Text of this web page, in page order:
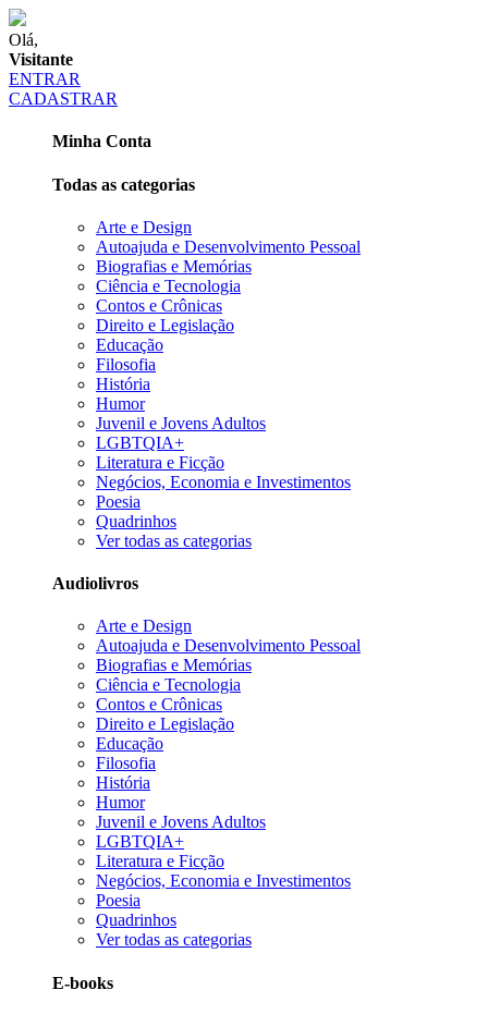
Olá,
Visitante
ENTRAR
CADASTRAR
Minha Conta
Todas as categorias
Arte e Design
Autoajuda e Desenvolvimento Pessoal
Biografias e Memórias
Ciência e Tecnologia
Contos e Crônicas
Direito e Legislação
Educação
Filosofia
História
Humor
Juvenil e Jovens Adultos
LGBTQIA+
Literatura e Ficção
Negócios, Economia e Investimentos
Poesia
Quadrinhos
Ver todas as categorias
Audiolivros
Arte e Design
Autoajuda e Desenvolvimento Pessoal
Biografias e Memórias
Ciência e Tecnologia
Contos e Crônicas
Direito e Legislação
Educação
Filosofia
História
Humor
Juvenil e Jovens Adultos
LGBTQIA+
Literatura e Ficção
Negócios, Economia e Investimentos
Poesia
Quadrinhos
Ver todas as categorias
E-books